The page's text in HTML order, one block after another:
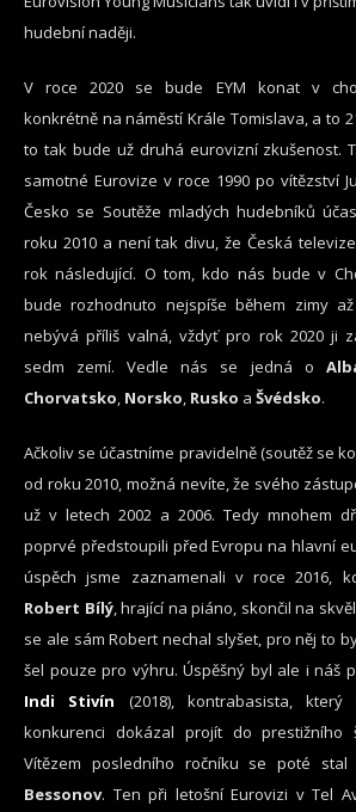
hudební naději.
V roce 2020 se bude EYM konat v
konkrétně na náměstí Krále Tomislava, a to
to tak bude už druhá eurovizní zkušenost.
samotné Eurovize v roce 1990 po vítězství
Česko se Soutěže mladých hudebníků
roku 2010 a není tak divu, že Česká
rok následující. O tom, kdo nás bude v
bude rozhodnuto nejspíše během zimy
nebývá příliš valná, vždyť pro rok 2020 ji
sedm zemí. Vedle nás se jedná o
Chorvatsko Norsko Rusko a Švédsko.
Ačkoliv se účastníme pravidelně (soutěž se
od roku 2010, možná nevíte, že svého
už v letech 2002 a 2006. Tedy mnohem
poprvé předstoupili před Evropu na hlavní
úspěch jsme zaznamenali v roce 2016,
Robert Bílý, hrající na piáno, skončil na
se ale sám Robert nechal slyšet, pro něj to
šel pouze pro výhru. Úspěšný byl ale i náš
Indi Stivín (2018), kontrabasista,
konkurenci dokázal projít do prestižního
Vítězem posledního ročníku se poté stal
Bessonov. Ten při letošní Eurovizi v Tel